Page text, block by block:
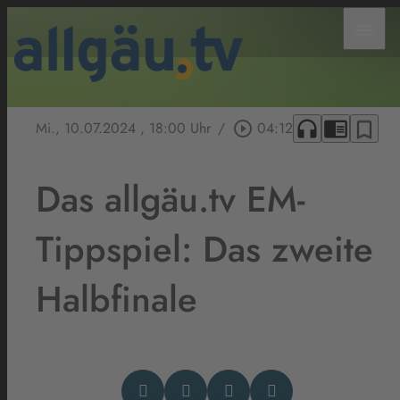
Mi., 10.07.2024 , 18:00 Uhr / play_circle_outline 04:12 headphones chrome_reader_mode bookmark_border
Das allgäu.tv EM-
Tippspiel: Das zweite
Halbfinale